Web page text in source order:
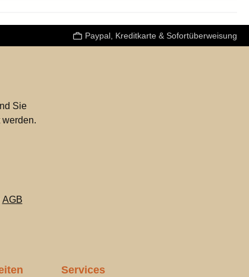
Paypal, Kreditkarte & Sofortüberweisung
Sie
AGB
Services